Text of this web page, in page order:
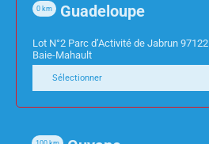
Guadeloupe
0 km
Lot N°2 Parc d’Activité de Jabrun 97122
Baie-Mahault
Sélectionner